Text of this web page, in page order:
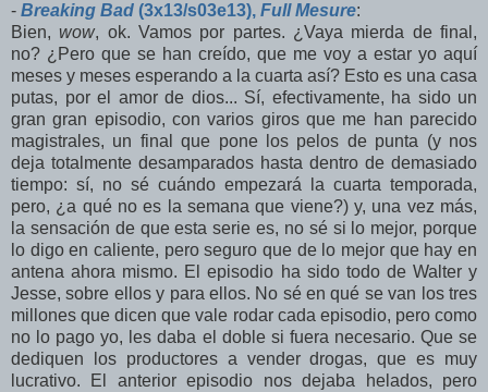
- Breaking Bad (3x13/s03e13), Full Mesure:
Bien,wow, ok. Vamos por partes. ¿Vaya mierda de final,
no? ¿Pero que se han creído, que me voy a estar yo aquí
meses y meses esperando a la cuarta así? Esto es una casa
putas, por el amor de dios... Sí, efectivamente, ha sido un
gran gran episodio, con varios giros que me han parecido
magistrales, un final que pone los pelos de punta (y nos
deja totalmente desamparados hasta dentro de demasiado
tiempo: sí, no sé cuándo empezará la cuarta temporada,
pero, ¿a qué no es la semana que viene?) y, una vez más,
la sensación de que esta serie es, no sé si lo mejor, porque
lo digo en caliente, pero seguro que de lo mejor que hay en
antena ahora mismo. El episodio ha sido todo de Walter y
Jesse, sobre ellos y para ellos. No sé en qué se van los tres
millones que dicen que vale rodar cada episodio, pero como
no lo pago yo, les daba el doble si fuera necesario. Que se
dediquen los productores a vender drogas, que es muy
lucrativo. El anterior episodio nos dejaba helados, pero